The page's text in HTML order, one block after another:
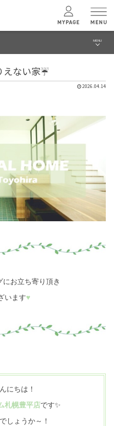
MENU
えない家☔
2026.04.14
にお立ち寄り頂き
います♥
にちは！
札幌豊平店です✨
しょうか～！